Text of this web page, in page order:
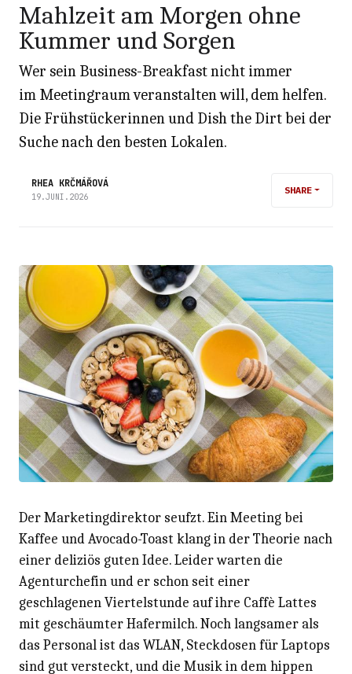
Mahlzeit am Morgen ohne
Kummer und Sorgen
Wer sein Business-Breakfast nicht immer
im Meetingraum veranstalten will, dem helfen.
Die Frühstückerinnen und Dish the Dirt bei der
Suche nach den besten Lokalen.
RHEA KRČMÁŘOVÁ
19.JUNI.2026
SHARE
Der Marketingdirektor seufzt. Ein Meeting bei
Kaffee und Avocado-Toast klang in der Theorie nach
einer deliziös guten Idee. Leider warten die
Agenturchefin und er schon seit einer
geschlagenen Viertelstunde auf ihre Caffè Lattes
mit geschäumter Hafermilch. Noch langsamer als
das Personal ist das WLAN, Steckdosen für Laptops
sind gut versteckt, und die Musik in dem hippen